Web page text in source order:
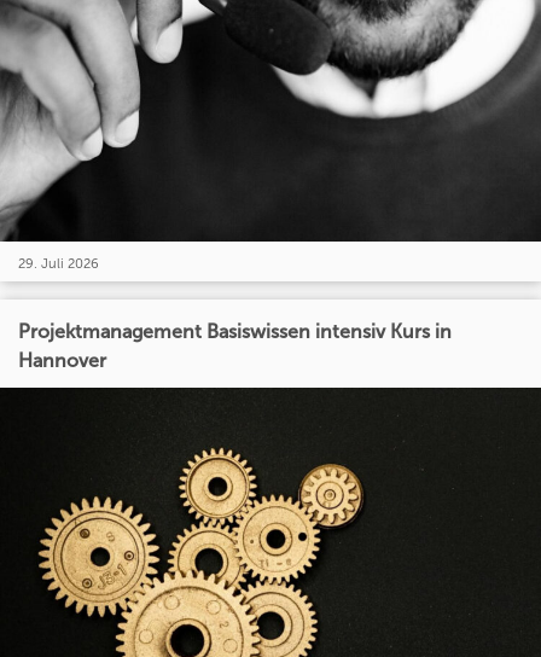
29. Juli 2026
Projektmanagement Basiswissen intensiv Kurs in
Hannover